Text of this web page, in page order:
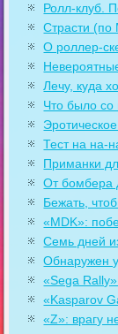
Ролл-клуб.
Страсти (по
О роллер-
Лечу, куда
Что было
Тест на на-
Приманки
От бомбера
Бежать,
«MDK»:
Семь дней
Обнаружен
«Sega
«Kasparov
«Z»: врагу